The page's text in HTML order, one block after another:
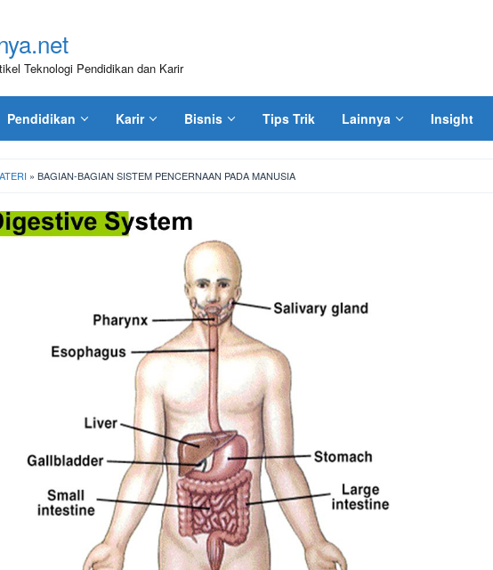
Teknologi Pendidikan dan Karir
Pendidikan Karir Bisnis Tips Trik Lainnya Insight
» BAGIAN-BAGIAN SISTEM PENCERNAAN PADA MANUSIA